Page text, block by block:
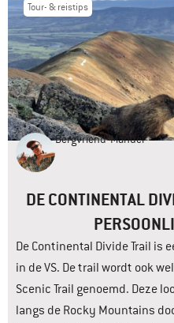
Tour- & reistips
Bergvriend Manuel
DE CONTINENTAL
De Continental Divide Trail
in de VS. De trail wordt ook
Scenic Trail genoemd. Deze
langs de Rocky Mountains